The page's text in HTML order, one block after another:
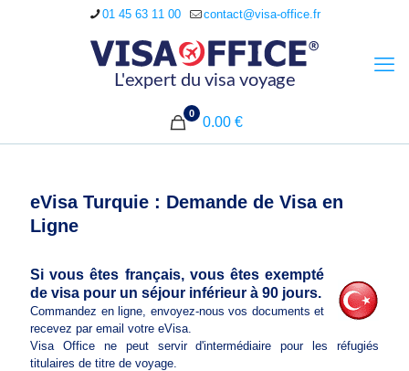
01 45 63 11 00 contact@visa-office.fr
0
0.00 €
eVisa Turquie : Demande de Visa en
Ligne
Si vous êtes français, vous êtes exempté
de visa pour un séjour inférieur à 90 jours.
Commandez en ligne, envoyez-nous vos documents et
recevez par email votre eVisa.
Visa Office ne peut servir d'intermédiaire pour les réfugiés
titulaires de titre de voyage.